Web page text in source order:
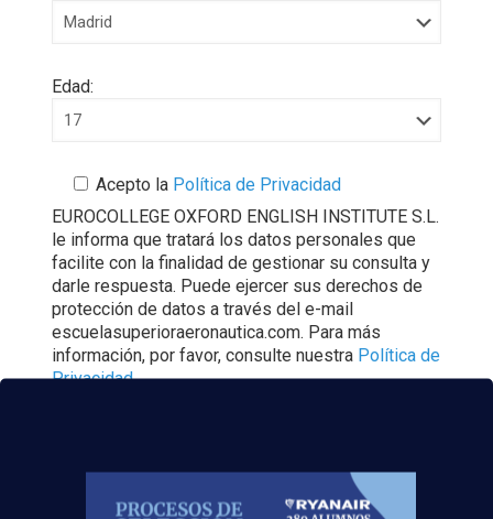
Edad:
Acepto laPolítica de Privacidad
EUROCOLLEGE OXFORD ENGLISH INSTITUTE S.L.
le informa que tratará los datos personales que
facilite con la finalidad de gestionar su consulta y
darle respuesta. Puede ejercer sus derechos de
protección de datos a través del e-mail
escuelasuperioraeronautica.com. Para más
información, por favor, consulte nuestra Política de
Privacidad.